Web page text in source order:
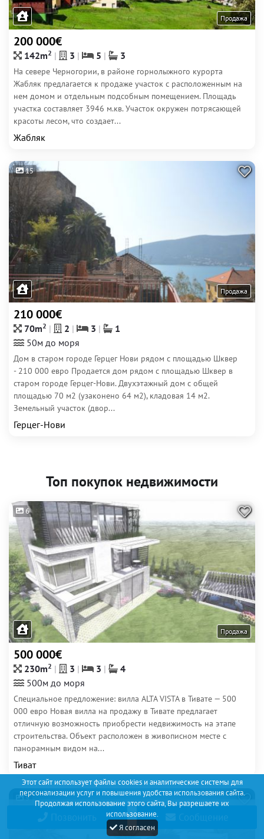
Этот сайт использует файлы cookies и аналитические системы для
персонализации услуг и повышения удобства использования сайта.
Продолжая использование этого сайта, Вы разрешаете их
использование.
Я согласен
Продажа
200 000€
142m2 3 5 3
На севере Черногории, в районе горнолыжного курорта
Жабляк предлагается к продаже участок с расположенным на
нем домом и отдельным подсобным помещением. Площадь
участка составляет 3946 м.кв. Участок окружен потрясающей
красоты лесом, что создает...
Жабляк
15
Продажа
210 000€
70m2 2 3
1
50м до моря
Дом в старом городе Герцег Нови рядом с площадью Шквер
- 210 000 евро Продается дом рядом с площадью Шквер в
старом городе Герцег-Нови. Двухэтажный дом с общей
площадью 70 м2 (узаконено 64 м2), кладовая 14 м2.
Земельный участок (двор...
Герцег-Нови
Топ покупок недвижимости
6
Продажа
500 000€
230m2 3 3
4
500м до моря
Специальное предложение: вилла ALTA VISTA в Тивате — 500
000 евро Новая вилла на продажу в Тивате предлагает
отличную возможность приобрести недвижимость на этапе
строительства. Объект расположен в живописном месте с
панорамным видом на...
Тиват
5
Позвонить Сообщение